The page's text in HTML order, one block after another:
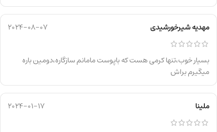
مهدیه شیرخورشیدی 2024-08-07
بسیار خوب،تنها کرمی هست که باپوست مامانم سازگاره،دومین باره
میگیرم براش
ملینا 2024-01-17